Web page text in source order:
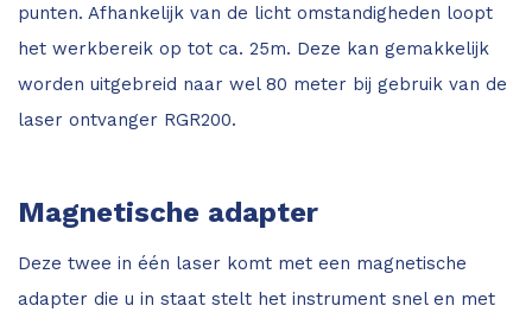
punten. Afhankelijk van de licht omstandigheden loopt
het werkbereik op tot ca. 25m. Deze kan gemakkelijk
worden uitgebreid naar wel 80 meter bij gebruik van de
laser ontvanger RGR200.
Magnetische adapter
Deze twee in één laser komt met een magnetische
adapter die u in staat stelt het instrument snel en met